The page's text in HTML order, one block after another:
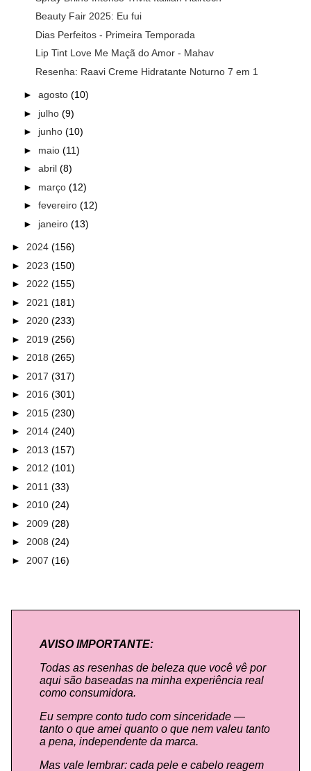
Beauty Fair 2025: Eu fui
Dias Perfeitos - Primeira Temporada
Lip Tint Love Me Maçã do Amor - Mahav
Resenha: Raavi Creme Hidratante Noturno 7 em 1
► agosto (10)
► julho (9)
► junho (10)
► maio (11)
► abril (8)
► março (12)
► fevereiro (12)
► janeiro (13)
► 2024 (156)
► 2023 (150)
► 2022 (155)
► 2021 (181)
► 2020 (233)
► 2019 (256)
► 2018 (265)
► 2017 (317)
► 2016 (301)
► 2015 (230)
► 2014 (240)
► 2013 (157)
► 2012 (101)
► 2011 (33)
► 2010 (24)
► 2009 (28)
► 2008 (24)
► 2007 (16)
AVISO IMPORTANTE:
Todas as resenhas de beleza que você vê por
aqui são baseadas na minha experiência real
como consumidora.
Eu sempre conto tudo com sinceridade —
tanto o que amei quanto o que nem valeu tanto
a pena, independente da marca.
Mas vale lembrar: cada pele e cabelo reagem